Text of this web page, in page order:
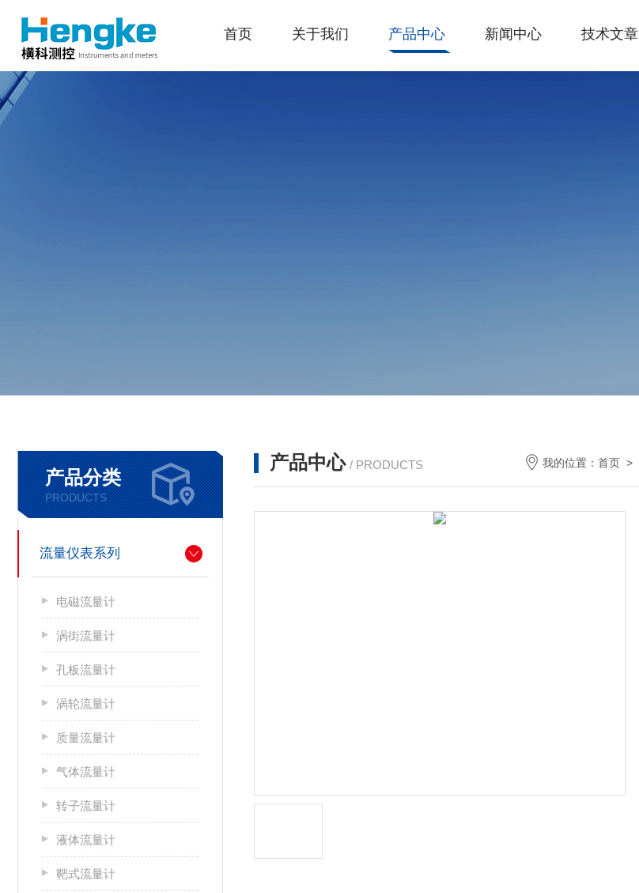
首页 关于我们 产品中心 新闻中心 技术文章
产品分类
PRODUCTS
流量仪表系列
电磁流量计
涡街流量计
孔板流量计
涡轮流量计
质量流量计
气体流量计
转子流量计
液体流量计
靶式流量计
产品中心 / PRODUCTS 我的位置： 首页 >